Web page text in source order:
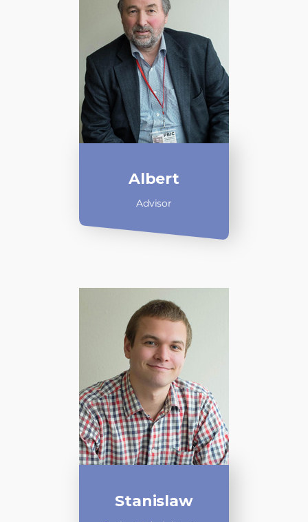
Albert
Advisor
Stanislaw